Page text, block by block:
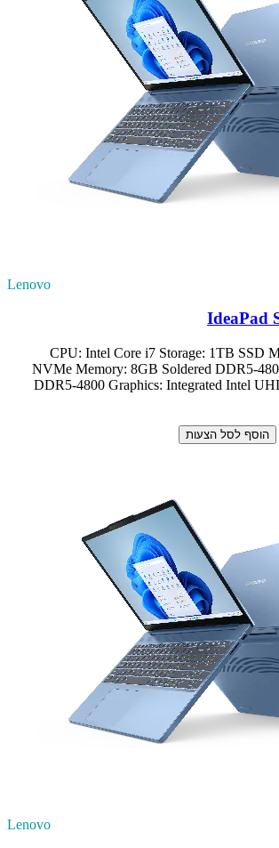
Lenovo
IdeaPad
CPU: Intel Core i7 Storage: 1TB SSD
NVMe Memory: 8GB Soldered DDR5-
DDR5-4800 Graphics: Integrated Intel
הוסף לסל הצעות
Lenovo